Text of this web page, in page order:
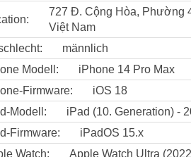
727 Đ. Cộng Hòa, Phường
Việt Nam
männlich
Modell:
iPhone 14 Pro Max
Firmware:
iOS 18
Modell:
iPad (10. Generation) -
Firmware:
iPadOS 15.x
Watch:
Apple Watch Ultra